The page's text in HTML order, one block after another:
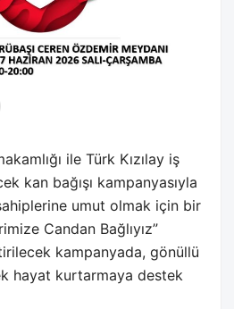
ile Türk Kızılay iş
kan bağışı kampanyasıyla
umut olmak için bir
Candan Bağlıyız”
kampanyada, gönüllü
hayat kurtarmaya destek